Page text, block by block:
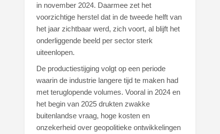
in november 2024. Daarmee zet het
voorzichtige herstel dat in de tweede helft van
het jaar zichtbaar werd, zich voort, al blijft het
onderliggende beeld per sector sterk
uiteenlopen.
De productiestijging volgt op een periode
waarin de industrie langere tijd te maken had
met teruglopende volumes. Vooral in 2024 en
het begin van 2025 drukten zwakke
buitenlandse vraag, hoge kosten en
onzekerheid over geopolitieke ontwikkelingen